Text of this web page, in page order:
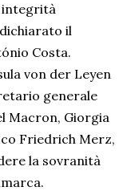
integrità
il
Costa.
von der Leyen
generale
Macron, Giorgia
Friedrich Merz,
la sovranità